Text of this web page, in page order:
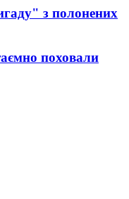
з полонених
поховали